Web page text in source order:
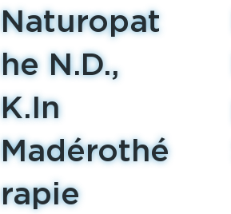
Naturopat
he N.D.,
K.In
Madérothé
rapie